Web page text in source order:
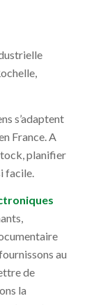
s’adaptent
France. A
planifier
facile.
au
de
la